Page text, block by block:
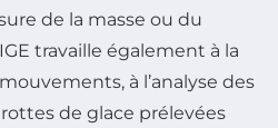
de la masse ou du
travaille également à la
à l’analyse des
de glace prélevées